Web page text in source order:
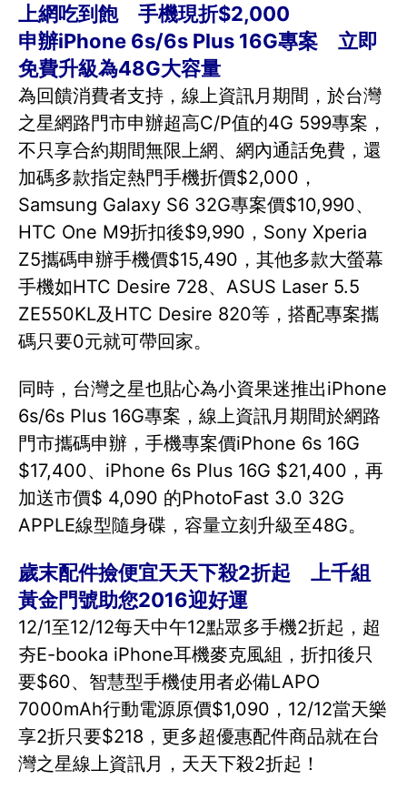
上網吃到飽 手機現折$2,000
申辦iPhone 6s/6s Plus 16G專案 立即
免費升級為48G大容量
為回饋消費者支持，線上資訊月期間，於台灣
之星網路門市申辦超高C/P值的4G 599專案，
不只享合約期間無限上網、網內通話免費，還
加碼多款指定熱門手機折價$2,000，
Samsung Galaxy S6 32G專案價$10,990、
HTC One M9折扣後$9,990，Sony Xperia
Z5攜碼申辦手機價$15,490，其他多款大螢幕
手機如HTC Desire 728、ASUS Laser 5.5
ZE550KL及HTC Desire 820等，搭配專案攜
碼只要0元就可帶回家。
同時，台灣之星也貼心為小資果迷推出iPhone
6s/6s Plus 16G專案，線上資訊月期間於網路
門市攜碼申辦，手機專案價iPhone 6s 16G
$17,400、iPhone 6s Plus 16G $21,400，再
加送市價$ 4,090 的PhotoFast 3.0 32G
APPLE線型隨身碟，容量立刻升級至48G。
歲末配件撿便宜天天下殺2折起 上千組
黃金門號助您2016迎好運
12/1至12/12每天中午12點眾多手機2折起，超
夯E-booka iPhone耳機麥克風組，折扣後只
要$60、智慧型手機使用者必備LAPO
7000mAh行動電源原價$1,090，12/12當天樂
享2折只要$218，更多超優惠配件商品就在台
灣之星線上資訊月，天天下殺2折起！